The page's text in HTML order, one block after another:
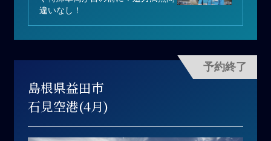
違いなし！
予約終了
島根県益田市
石見空港(4月)